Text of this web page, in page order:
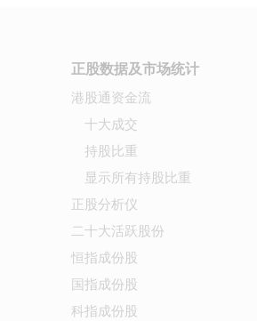
正股数据及市场统计
港股通资金流
十大成交
持股比重
显示所有持股比重
正股分析仪
二十大活跃股份
恒指成份股
国指成份股
科指成份股